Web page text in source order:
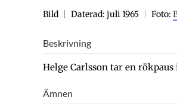
Bild Daterad: juli 1965 Foto:
Beskrivning
Helge Carlsson tar en
Ämnen